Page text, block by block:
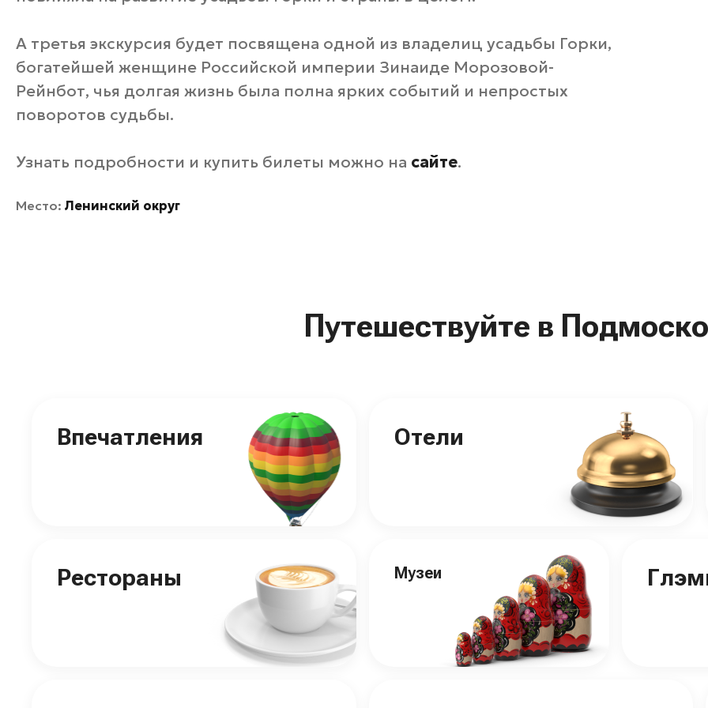
А третья экскурсия будет посвящена одной из владелиц усадьбы Горки,
богатейшей женщине Российской империи Зинаиде Морозовой-
Рейнбот, чья долгая жизнь была полна ярких событий и непростых
поворотов судьбы.
Узнать подробности и купить билеты можно на сайте.
Место: Ленинский округ
Путешествуйте в
Впечатления Отели
Рестораны Музеи